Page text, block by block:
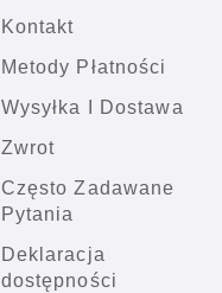
Kontakt
Metody Płatności
Wysyłka I Dostawa
Zwrot
Często Zadawane
Pytania
Deklaracja
dostępności